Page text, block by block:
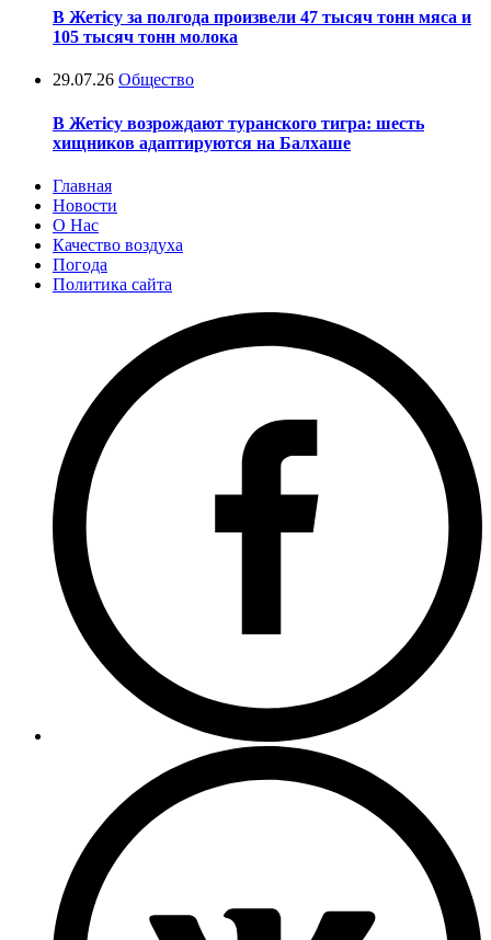
В Жетісу за полгода произвели 47 тысяч тонн мяса и
105 тысяч тонн молока
29.07.26 Общество
В Жетісу возрождают туранского тигра: шесть
хищников адаптируются на Балхаше
Главная
Новости
О Нас
Качество воздуха
Погода
Политика сайта